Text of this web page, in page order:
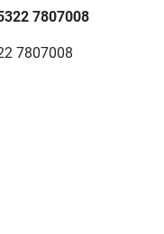
7807008
7807008